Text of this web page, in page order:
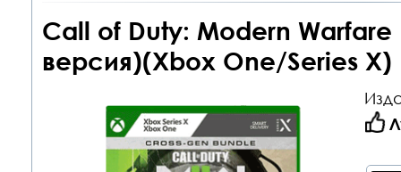
Call of Duty: Modern
версия)(Xbox One/Series X)